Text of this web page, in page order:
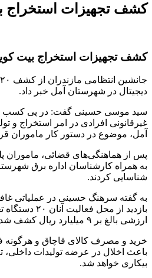
کشف تجهیزات استخراج
کشف تجهیزات استخراج بیت
دیجیتال در شهرستان آمل خبر داد.
سید موسی حسینی گفت: در پی کسب
غیرقانونی افرادی در امر استخراج و
آمل، موضوع در دستور کار ماموران
پس از هماهنگی‌های قضائی، ماموران
به همراه کارشناسان اداره برق
شناسایی کردند.
به گفته سرهنگ حسینی در عملیاتی
بازدید از محل
ارزشی بالغ بر ۹ میلیارد ریال کشف شد.
خرید و مصرف کالای قاچاق و هرگونه
باعث اخلال در عرضه تولیدات داخلی،
بیکاری خواهد شد.